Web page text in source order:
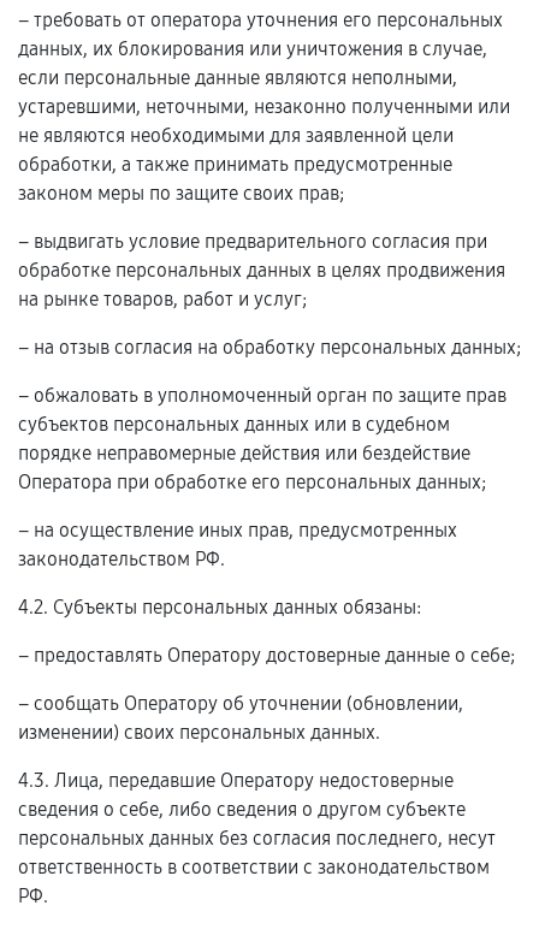
– требовать от оператора уточнения его персональных
данных, их блокирования или уничтожения в случае,
если персональные данные являются неполными,
устаревшими, неточными, незаконно полученными или
не являются необходимыми для заявленной цели
обработки, а также принимать предусмотренные
законом меры по защите своих прав;
– выдвигать условие предварительного согласия при
обработке персональных данных в целях продвижения
на рынке товаров, работ и услуг;
– на отзыв согласия на обработку персональных данных;
– обжаловать в уполномоченный орган по защите прав
субъектов персональных данных или в судебном
порядке неправомерные действия или бездействие
Оператора при обработке его персональных данных;
– на осуществление иных прав, предусмотренных
законодательством РФ.
4.2. Субъекты персональных данных обязаны:
– предоставлять Оператору достоверные данные о себе;
– сообщать Оператору об уточнении (обновлении,
изменении) своих персональных данных.
4.3. Лица, передавшие Оператору недостоверные
сведения о себе, либо сведения о другом субъекте
персональных данных без согласия последнего, несут
ответственность в соответствии с законодательством
РФ.